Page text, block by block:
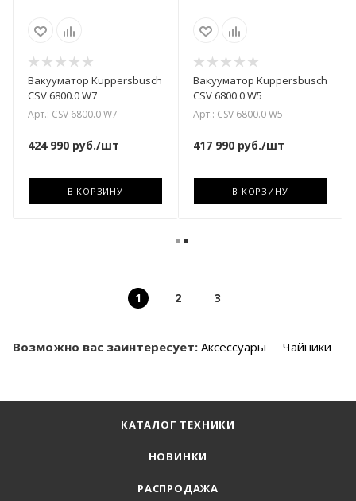
Вакууматор Kuppersbusch
CSV 6800.0 W7
Арт.: CSV 6800.0 W7
424 990 руб./шт
В КОРЗИНУ
Вакууматор Kuppersbusch
CSV 6800.0 W5
Арт.: CSV 6800.0 W5
417 990руб./шт
В КОРЗИНУ
1 2 3
Возможно вас заинтересует: Аксессуары Чайники
КАТАЛОГ ТЕХНИКИ
НОВИНКИ
РАСПРОДАЖА